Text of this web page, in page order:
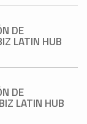
DE
LATIN HUB
DE
LATIN HUB